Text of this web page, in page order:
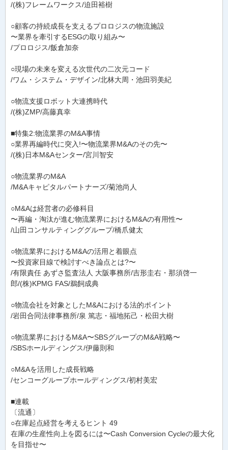
/(株)フレームワークス/迫田裕樹
○顧客の持続成長を支えるプロロジスの物流施設
〜業界を牽引するESGの取り組み〜
/プロロジス/飯倉加奈
○現場の未来を変える次世代の二次元コード
/ワム・システム・デザイン/北林大周・池田羽美紀
○物流支援ロボット大連携時代
/(株)ZMP/高藤真幸
■特集2:物流業界のM&A事情
○業界再編時代に突入!〜物流業界M&Aのその先〜
/(株)日本M&Aセンター/宮川智安
○物流業界のM&A
/M&Aキャピタルパートナーズ/菊池尚人
○M&Aは経営者の必修科目
〜再編・淘汰が進む物流業界におけるM&Aの有用性〜
/山田コンサルティンググループ/橋爪健太
○物流業界におけるM&Aの活用と着眼点
〜投資家目線で検討すべき論点とは?〜
/有限責任 あずさ監査法人 大阪事務所/吉形圭右・那須啓一
郎/(株)KPMG FAS/鵜飼成典
○物流会社を対象としたM&Aにおける法的ポイント
/岩田合同法律事務所/泉 篤志・福地拓己・松田大樹
○物流業界におけるM&A〜SBSグループのM&A戦略〜
/SBSホールディングス/伊藤則和
○M&Aを活用した成長戦略
/センコーグループホールディングス/初村美宏
■連載
〔流通〕
○在庫起点経営を考えるヒント 49
在庫の生産性向上を図るには〜Cash Conversion Cycleの最大化
を目指せ〜